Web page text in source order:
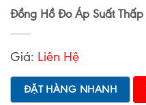
Đồng Hồ Đo Áp Suất Thấp
Giá: Liên Hệ
ĐẶT HÀNG NHANH